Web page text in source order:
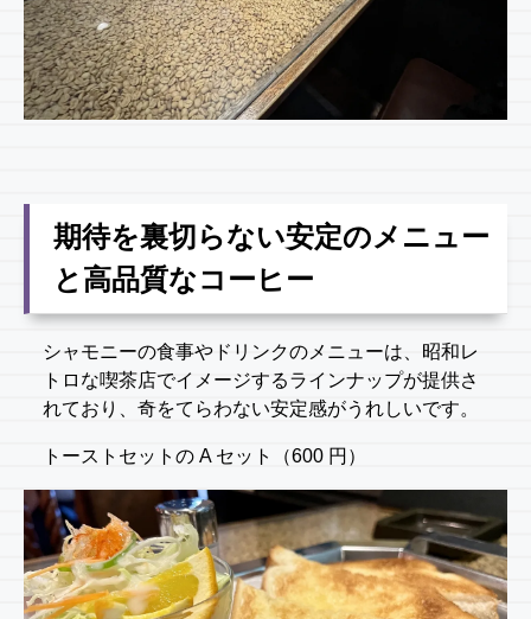
期待を裏切らない安定のメニュー
と高品質なコーヒー
シャモニーの食事やドリンクのメニューは、昭和レ
トロな喫茶店でイメージするラインナップが提供さ
れており、奇をてらわない安定感がうれしいです。
トーストセットの A セット（600 円）